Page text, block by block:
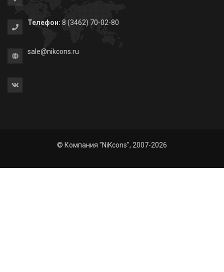
Телефон: 8 (3462) 70-02-80
sale@nikcons.ru
© Компания "NiKcons", 2007-2026